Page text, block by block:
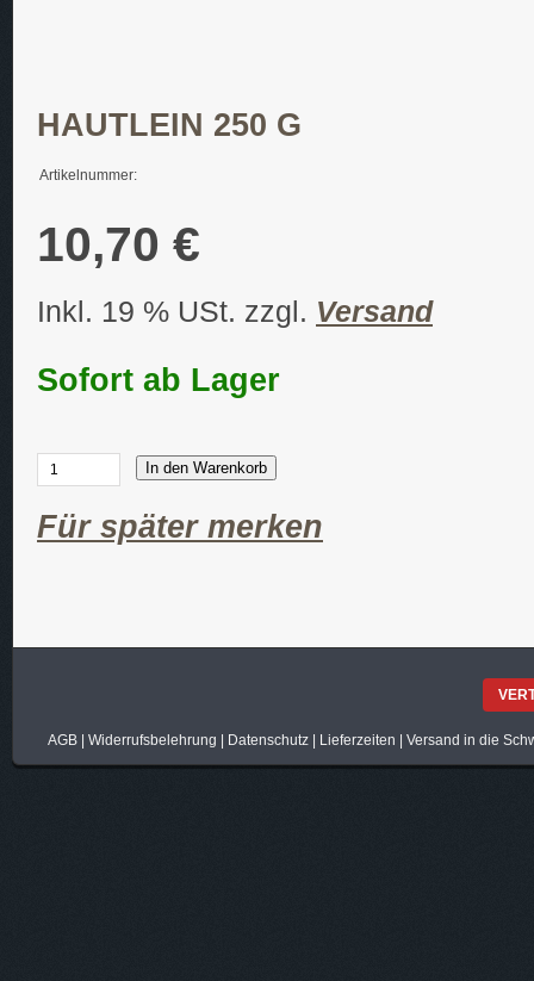
HAUTLEIN 250 G
Artikelnummer:
10,70 €
Inkl. 19 % USt. zzgl. Versand
Sofort ab Lager
In den Warenkorb
Für später merken
AGB| Widerrufsbelehrung Datenschutz| Lieferzeiten Versand in die